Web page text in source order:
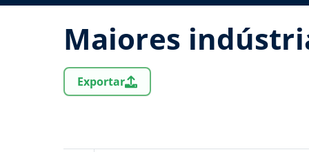
Maiores
Exportar